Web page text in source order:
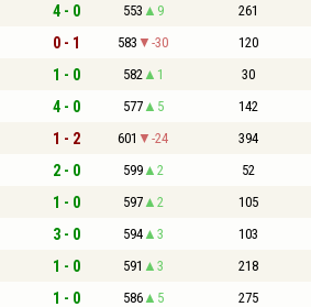
4 - 0 553 9 261
0 - 1 583 -30 120
1 - 0 582 1 30
4 - 0 577 5 142
1 - 2 601 -24 394
2 - 0 599 2 52
1 - 0 597 2 105
3 - 0 594 3 103
1 - 0 591 3 218
1 - 0 586 5 275